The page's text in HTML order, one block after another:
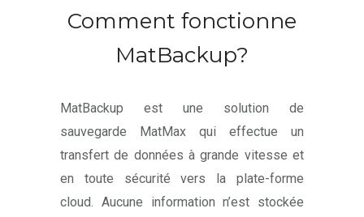
Comment fonctionne
MatBackup?
MatBackup est une solution de
sauvegarde MatMax qui effectue un
transfert de données à grande vitesse et
en toute sécurité vers la plate-forme
cloud. Aucune information n’est stockée